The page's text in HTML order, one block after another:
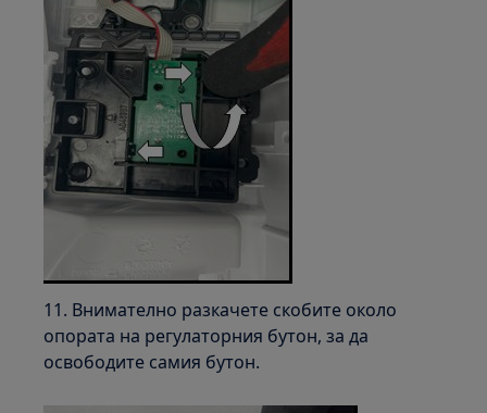
11. Внимателно разкачете скобите около
опората на регулаторния бутон, за да
освободите самия бутон.